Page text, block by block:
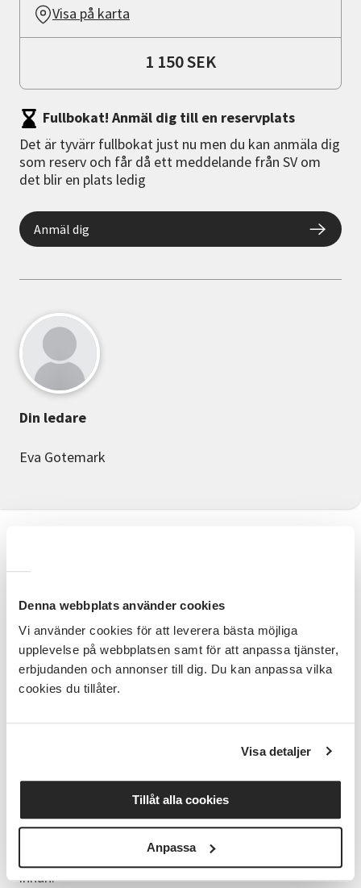
Denna webbplats använder cookies
Vi använder cookies för att leverera bästa möjliga
upplevelse på webbplatsen samt för att anpassa tjänster,
erbjudanden och annonser till dig. Du kan anpassa vilka
cookies du tillåter.
Visa detaljer
Tillåt alla cookies
Anpassa
Alla vuxna med intresse att lära sig måla i akvarell. I
denna kursen har du målat en del redan och har lite
erfarenhet av akvarell.
Mål
Här repeterar vi och jobbar med lite mer avancerade
motiv som kräver lite förkunskap.
Studiematerial
Du har med dig eget material till kursen. Du får ett
mejl med vad du ska ha med dig för till start i god tid
innan.
Visa på karta
1 150 SEK
Fullbokat! Anmäl dig till en reservplats
Det är tyvärr fullbokat just nu men du kan anmäla dig
som reserv och får då ett meddelande från SV om
det blir en plats ledig
Anmäl dig
Din ledare
Eva Gotemark